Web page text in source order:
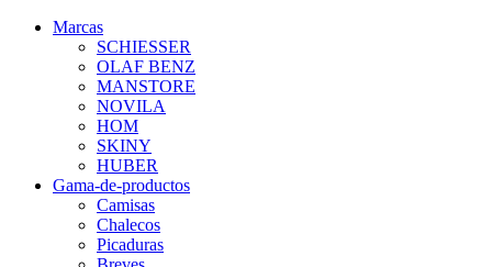
Marcas
SCHIESSER
OLAF BENZ
MANSTORE
NOVILA
HOM
SKINY
HUBER
Gama-de-productos
Camisas
Chalecos
Picaduras